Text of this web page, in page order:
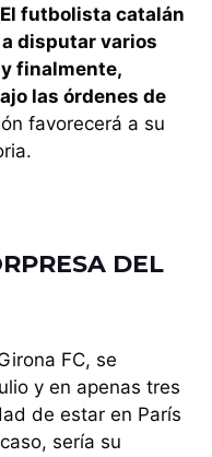
El futbolista catalán
disputar varios
finalmente,
las órdenes de
favorecerá a su
DEL
FC, se
y en apenas tres
de estar en París
sería su